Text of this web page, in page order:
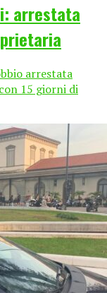
arrestata
arrestata
15 giorni di